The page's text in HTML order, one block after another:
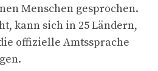
Menschen gesprochen.
kann sich in 25 Ländern,
offizielle Amtssprache